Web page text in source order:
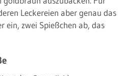
Leckereien aber genau das
ein, zwei Spießchen ab, das